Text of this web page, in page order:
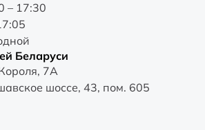
– 17:30
Беларуси
7А
шоссе, 43, пом. 605